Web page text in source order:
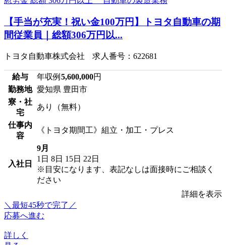
【手当が充実！祝い金100万円】トヨタ自動車の期
間従業員｜総額306万円以...
トヨタ自動車株式会社 求人番号：622681
給与 年収例 5,600,000円
勤務地 愛知県 豊田市
寮・社
宅
あり（無料）
仕事内
容
《トヨタ期間工》組立・加工・プレス
入社日
9月
1日 8日 15日 22日
※目安になります、表記なしは面接時にご相談く
ださい
詳細を表示
＼最短45秒で完了／
応募へ進む
詳しく